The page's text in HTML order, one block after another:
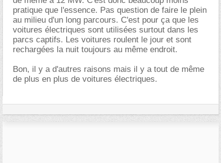
pratique que l'essence. Pas question de faire le plein
au milieu d'un long parcours. C'est pour ça que les
voitures électriques sont utilisées surtout dans les
parcs captifs. Les voitures roulent le jour et sont
rechargées la nuit toujours au même endroit.
Bon, il y a d'autres raisons mais il y a tout de même
de plus en plus de voitures électriques.